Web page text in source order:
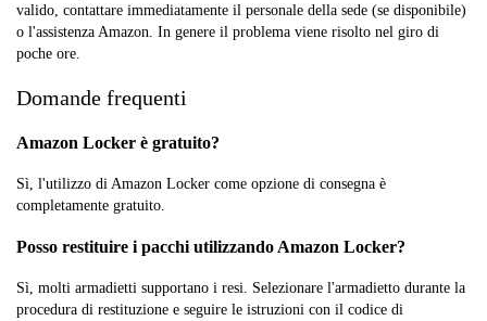
valido, contattare immediatamente il personale della sede (se disponibile)
o l'assistenza Amazon. In genere il problema viene risolto nel giro di
poche ore.
Domande frequenti
Amazon Locker è gratuito?
Sì, l'utilizzo di Amazon Locker come opzione di consegna è
completamente gratuito.
Posso restituire i pacchi utilizzando Amazon Locker?
Sì, molti armadietti supportano i resi. Selezionare l'armadietto durante la
procedura di restituzione e seguire le istruzioni con il codice di